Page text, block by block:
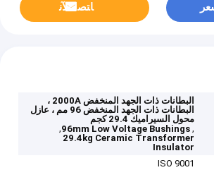
ﺎﺘﺼﻟ ﺍﻶﻧ
البطانات ذات الجهد المنخفض 2000A ،
البطانات ذات الجهد المنخفض 96 مم ، عازل
محول السيراميك 29.4 كجم
,
96mm Low Voltage Bushings
,
29.4kg Ceramic Transformer
Insulator
ISO 9001